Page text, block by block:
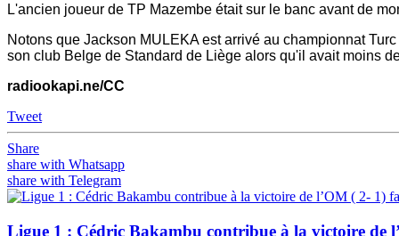
L'ancien joueur de TP Mazembe était sur le banc avant de
Notons que Jackson MULEKA est arrivé au championnat
son club Belge de Standard de Liège alors qu'il avait moins
radiookapi.ne/CC
Tweet
Share
share with Whatsapp
share with Telegram
Ligue 1 : Cédric Bakambu contribue à la victoire de